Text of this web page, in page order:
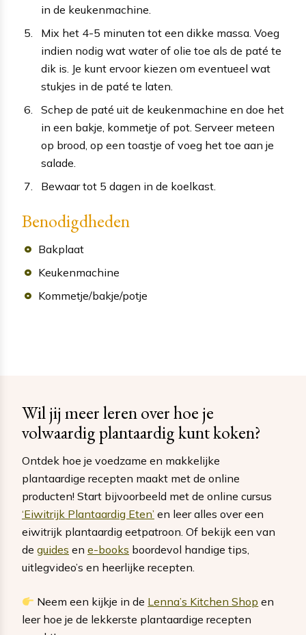
in de keukenmachine.
Mix het 4-5 minuten tot een dikke massa. Voeg
indien nodig wat water of olie toe als de paté te
dik is. Je kunt ervoor kiezen om eventueel wat
stukjes in de paté te laten.
Schep de paté uit de keukenmachine en doe het
in een bakje, kommetje of pot. Serveer meteen
op brood, op een toastje of voeg het toe aan je
salade.
Bewaar tot 5 dagen in de koelkast.
Benodigdheden
Bakplaat
Keukenmachine
Kommetje/bakje/potje
Wil jij meer leren over hoe je
volwaardig plantaardig kunt koken?
Ontdek hoe je voedzame en makkelijke
plantaardige recepten maakt met de online
producten! Start bijvoorbeeld met de online cursus
‘Eiwitrijk Plantaardig Eten’ en leer alles over een
eiwitrijk plantaardig eetpatroon. Of bekijk een van
de guides en e-books boordevol handige tips,
uitlegvideo’s en heerlijke recepten.
Neem een kijkje in de Lenna’s Kitchen Shop en
leer hoe je de lekkerste plantaardige recepten